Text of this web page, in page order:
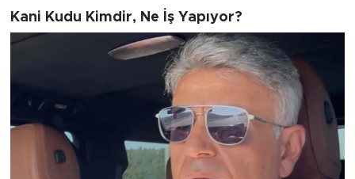
Kani Kudu Kimdir, Ne İş Yapıyor?